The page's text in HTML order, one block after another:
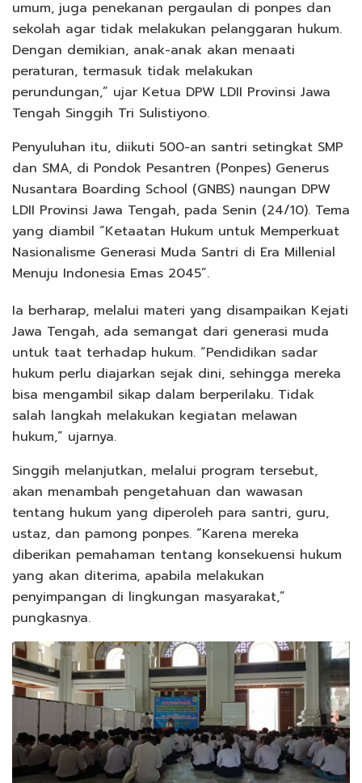
umum, juga penekanan pergaulan di ponpes dan
sekolah agar tidak melakukan pelanggaran hukum.
Dengan demikian, anak-anak akan menaati
peraturan, termasuk tidak melakukan
perundungan,” ujar Ketua DPW LDII Provinsi Jawa
Tengah Singgih Tri Sulistiyono.
Penyuluhan itu, diikuti 500-an santri setingkat SMP
dan SMA, di Pondok Pesantren (Ponpes) Generus
Nusantara Boarding School (GNBS) naungan DPW
LDII Provinsi Jawa Tengah, pada Senin (24/10). Tema
yang diambil “Ketaatan Hukum untuk Memperkuat
Nasionalisme Generasi Muda Santri di Era Millenial
Menuju Indonesia Emas 2045”.
Ia berharap, melalui materi yang disampaikan Kejati
Jawa Tengah, ada semangat dari generasi muda
untuk taat terhadap hukum. “Pendidikan sadar
hukum perlu diajarkan sejak dini, sehingga mereka
bisa mengambil sikap dalam berperilaku. Tidak
salah langkah melakukan kegiatan melawan
hukum,” ujarnya.
Singgih melanjutkan, melalui program tersebut,
akan menambah pengetahuan dan wawasan
tentang hukum yang diperoleh para santri, guru,
ustaz, dan pamong ponpes. “Karena mereka
diberikan pemahaman tentang konsekuensi hukum
yang akan diterima, apabila melakukan
penyimpangan di lingkungan masyarakat,”
pungkasnya.